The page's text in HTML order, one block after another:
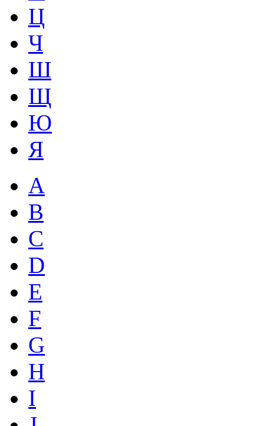
Ц
Ч
Ш
Щ
Ю
Я
A
B
C
D
E
F
G
H
I